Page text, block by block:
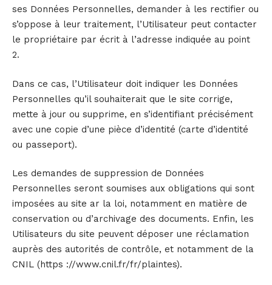
ses Données Personnelles, demander à les rectifier ou
s’oppose à leur traitement, l’Utilisateur peut contacter
le propriétaire par écrit à l’adresse indiquée au point
2.
Dans ce cas, l’Utilisateur doit indiquer les Données
Personnelles qu’il souhaiterait que le site corrige,
mette à jour ou supprime, en s’identifiant précisément
avec une copie d’une pièce d’identité (carte d’identité
ou passeport).
Les demandes de suppression de Données
Personnelles seront soumises aux obligations qui sont
imposées au site ar la loi, notamment en matière de
conservation ou d’archivage des documents. Enfin, les
Utilisateurs du site peuvent déposer une réclamation
auprès des autorités de contrôle, et notamment de la
CNIL (https ://www.cnil.fr/fr/plaintes).